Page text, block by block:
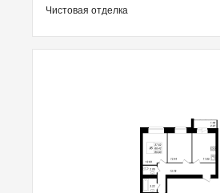
Чистовая отделка